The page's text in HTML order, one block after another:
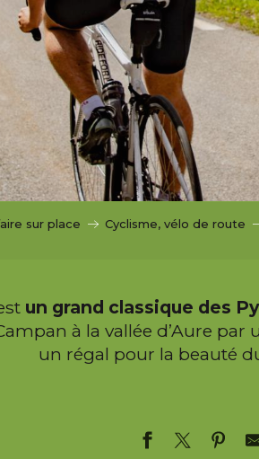
sur place Cyclisme, vélo de route
un grand classique des
à la vallée d’Aure par
un régal pour la beauté